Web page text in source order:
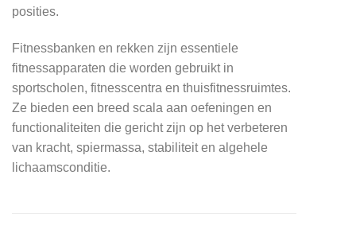
posities.
Fitnessbanken en rekken zijn essentiele
fitnessapparaten die worden gebruikt in
sportscholen, fitnesscentra en thuisfitnessruimtes.
Ze bieden een breed scala aan oefeningen en
functionaliteiten die gericht zijn op het verbeteren
van kracht, spiermassa, stabiliteit en algehele
lichaamsconditie.